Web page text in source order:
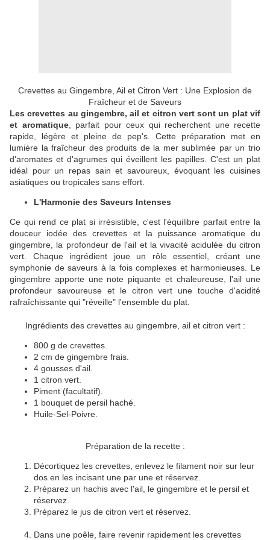
Crevettes au Gingembre, Ail et Citron Vert : Une Explosion de
Fraîcheur et de Saveurs
Les crevettes au gingembre, ail et citron vert sont un plat vif
et aromatique, parfait pour ceux qui recherchent une recette
rapide, légère et pleine de pep's. Cette préparation met en
lumière la fraîcheur des produits de la mer sublimée par un trio
d'aromates et d'agrumes qui éveillent les papilles. C'est un plat
idéal pour un repas sain et savoureux, évoquant les cuisines
asiatiques ou tropicales sans effort.
L'Harmonie des Saveurs Intenses
Ce qui rend ce plat si irrésistible, c'est l'équilibre parfait entre la
douceur iodée des crevettes et la puissance aromatique du
gingembre, la profondeur de l'ail et la vivacité acidulée du citron
vert. Chaque ingrédient joue un rôle essentiel, créant une
symphonie de saveurs à la fois complexes et harmonieuses. Le
gingembre apporte une note piquante et chaleureuse, l'ail une
profondeur savoureuse et le citron vert une touche d'acidité
rafraîchissante qui "réveille" l'ensemble du plat.
Ingrédients des crevettes au gingembre, ail et citron vert :
800 g de crevettes.
2 cm de gingembre frais.
4 gousses d'ail.
1 citron vert.
Piment (facultatif).
1 bouquet de persil haché.
Huile-Sel-Poivre.
Préparation de la recette :
Décortiquez les crevettes, enlevez le filament noir sur leur
dos en les incisant une par une et réservez.
Préparez un hachis avec l'ail, le gingembre et le persil et
réservez.
Préparez le jus de citron vert et réservez.
Dans une poêle, faire revenir rapidement les crevettes